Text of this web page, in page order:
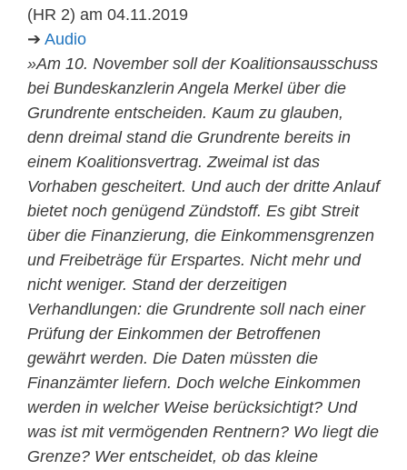
(HR 2) am 04.11.2019
➔ Audio
»Am 10. November soll der Koalitionsausschuss
bei Bundeskanzlerin Angela Merkel über die
Grundrente entscheiden. Kaum zu glauben,
denn dreimal stand die Grundrente bereits in
einem Koalitionsvertrag. Zweimal ist das
Vorhaben gescheitert. Und auch der dritte Anlauf
bietet noch genügend Zündstoff. Es gibt Streit
über die Finanzierung, die Einkommensgrenzen
und Freibeträge für Erspartes. Nicht mehr und
nicht weniger. Stand der derzeitigen
Verhandlungen: die Grundrente soll nach einer
Prüfung der Einkommen der Betroffenen
gewährt werden. Die Daten müssten die
Finanzämter liefern. Doch welche Einkommen
werden in welcher Weise berücksichtigt? Und
was ist mit vermögenden Rentnern? Wo liegt die
Grenze? Wer entscheidet, ob das kleine